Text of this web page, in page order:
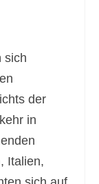
sich
der
in
Italien,